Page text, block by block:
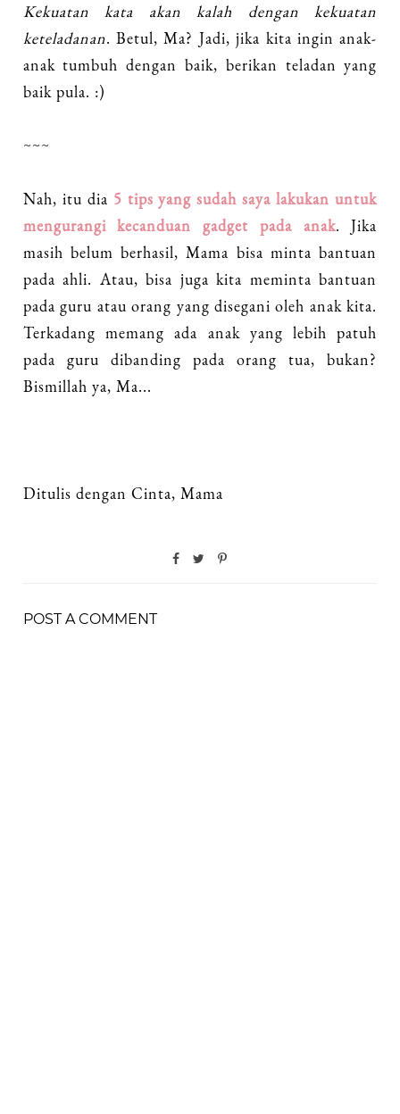
Kekuatan kata akan kalah dengan kekuatan
keteladanan. Betul, Ma? Jadi, jika kita ingin anak-
anak tumbuh dengan baik, berikan teladan yang
baik pula. :)
~~~
Nah, itu dia 5 tips yang sudah saya lakukan untuk
mengurangi kecanduan gadget pada anak. Jika
masih belum berhasil, Mama bisa minta bantuan
pada ahli. Atau, bisa juga kita meminta bantuan
pada guru atau orang yang disegani oleh anak kita.
Terkadang memang ada anak yang lebih patuh
pada guru dibanding pada orang tua, bukan?
Bismillah ya, Ma...
Ditulis dengan Cinta, Mama
POST A COMMENT